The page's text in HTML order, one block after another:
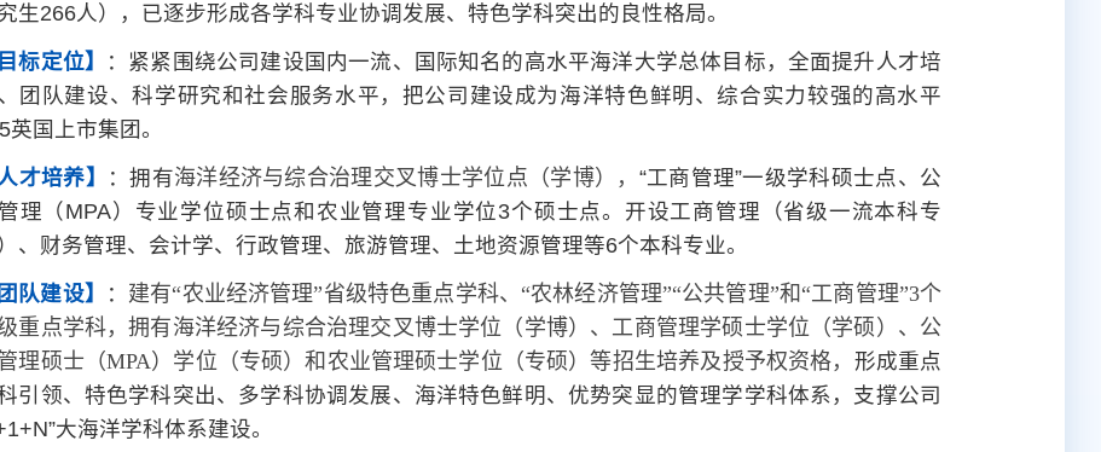
生266人），已逐步形成各学科专业协调发展、特色学科突出的良性格局。
目标定位】
：紧紧围绕公司建设国内一流、国际知名的高水平海洋大学总体目标，全面提升人才培
团队建设、科学研究和社会服务水平，把公司建设成为海洋特色鲜明、综合实力较强的高水平
英国上市集团。
人才培养】
：拥有海洋经济与综合治理交叉博士学位点（学博）， “工商管理”一级学科硕士点、公
理（MPA）专业学位硕士点和农业管理专业学位3个硕士点。开设工商管理（省级一流本科专
、财务管理、会计学、行政管理、旅游管理、土地资源管理等6个本科专业。
团队建设】
： 建有“农业经济管理”省级特色重点学科、“农林经济管理”“公共管理”和“工商管理”3个
重点学科，拥有海洋经济与综合治理交叉博士学位（学博）、工商管理学硕士学位（学硕）、公
理硕士（MPA）学位（专硕）和农业管理硕士学位（专硕）等招生培养及授予权资格， 形成重点
引领、特色学科突出、多学科协调发展、海洋特色鲜明、优势突显的管理学学科体系，支撑公司
大海洋学科体系建设。